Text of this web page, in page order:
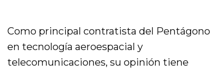
Como principal contratista del Pentágono
en tecnología aeroespacial y
telecomunicaciones, su opinión tiene